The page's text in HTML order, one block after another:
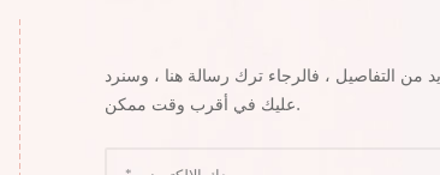
من التفاصيل ، فالرجاء ترك رسالة هنا ، وسنرد
عليك في أقرب وقت ممكن.